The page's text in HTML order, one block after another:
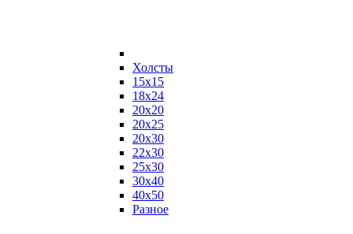
Холсты
15х15
18х24
20х20
20х25
20х30
22х30
25х30
30х40
40х50
Разное